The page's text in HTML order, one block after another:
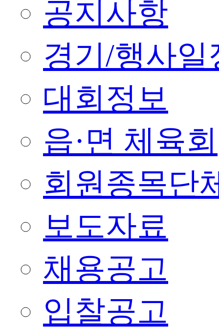
공지사항
경기/행사일
대회정보
읍·면 체육회
회원종목단
보도자료
채용공고
입찰공고